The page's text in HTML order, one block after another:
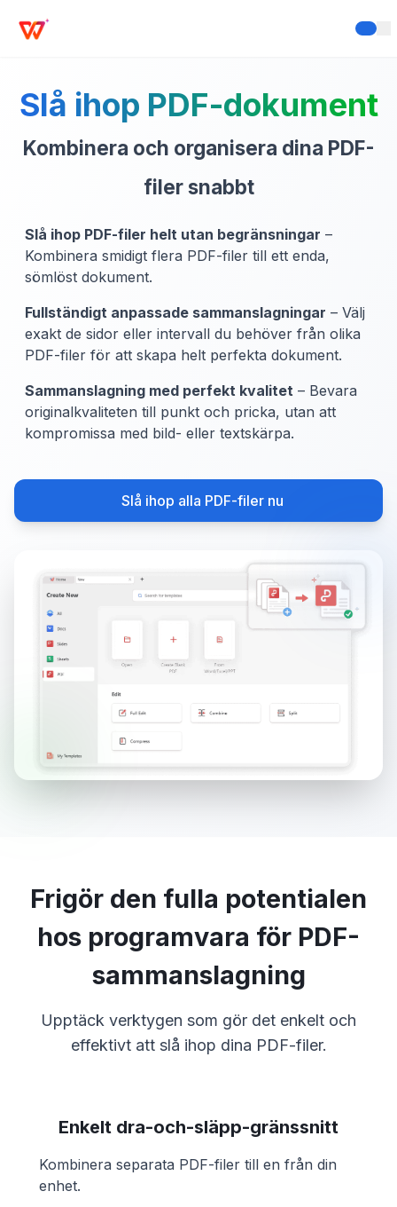
Slå ihop PDF-dokument
Kombinera och organisera dina PDF-
filer snabbt
Slå ihop PDF-filer helt utan begränsningar –
Kombinera smidigt flera PDF-filer till ett enda,
sömlöst dokument.
Fullständigt anpassade sammanslagningar – Välj
exakt de sidor eller intervall du behöver från olika
PDF-filer för att skapa helt perfekta dokument.
Sammanslagning med perfekt kvalitet – Bevara
originalkvaliteten till punkt och pricka, utan att
kompromissa med bild- eller textskärpa.
Slå ihop alla PDF-filer nu
Frigör den fulla potentialen
hos programvara för PDF-
sammanslagning
Upptäck verktygen som gör det enkelt och
effektivt att slå ihop dina PDF-filer.
Enkelt dra-och-släpp-gränssnitt
Kombinera separata PDF-filer till en från din
enhet.